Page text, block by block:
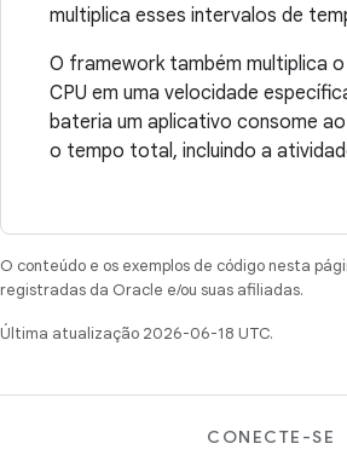
multiplica esses intervalos de
O framework também multiplica
CPU em uma velocidade
bateria um aplicativo consome
o tempo total, incluindo a
O conteúdo e os exemplos de código nesta
registradas da Oracle e/ou suas afiliadas.
Última atualização 2026-06-18 UTC.
CONECTE-SE